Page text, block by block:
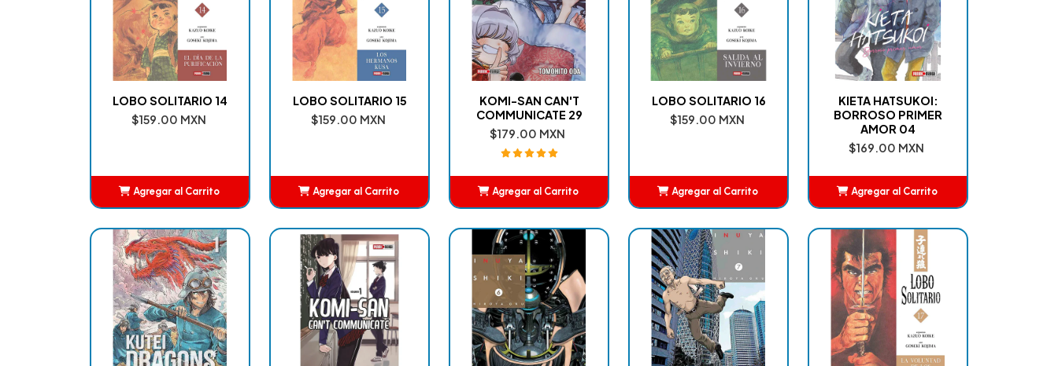
LOBO SOLITARIO 14
$159.00 MXN
Agregar al Carrito
LOBO SOLITARIO 15
$159.00 MXN
Agregar al Carrito
KOMI-SAN CAN'T
COMMUNICATE 29
$179.00 MXN
Agregar al Carrito
LOBO SOLITARIO 16
$159.00 MXN
Agregar al Carrito
KIETA HATSUKOI:
BORROSO PRIMER
AMOR 04
$169.00 MXN
Agregar al Carrito